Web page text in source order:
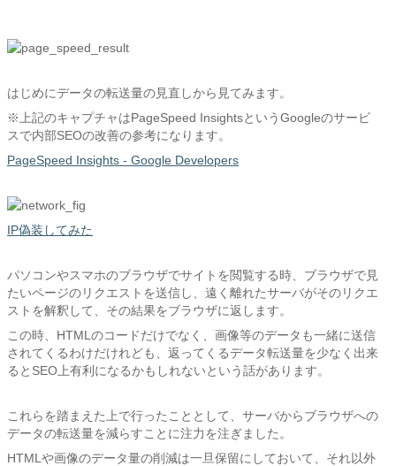
はじめにデータの転送量の見直しから見てみます。
※上記のキャプチャはPageSpeed InsightsというGoogleのサービ
スで内部SEOの改善の参考になります。
PageSpeed Insights - Google Developers
IP偽装してみた
パソコンやスマホのブラウザでサイトを閲覧する時、ブラウザで見
たいページのリクエストを送信し、遠く離れたサーバがそのリクエ
ストを解釈して、その結果をブラウザに返します。
この時、HTMLのコードだけでなく、画像等のデータも一緒に送信
されてくるわけだけれども、返ってくるデータ転送量を少なく出来
るとSEO上有利になるかもしれないという話があります。
これらを踏まえた上で行ったこととして、サーバからブラウザへの
データの転送量を減らすことに注力を注ぎました。
HTMLや画像のデータ量の削減は一旦保留にしておいて、それ以外